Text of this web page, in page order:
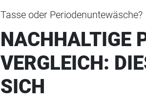
Tasse oder Periodenuntewäsche?
NACHHALTIGE
VERGLEICH:
SICH